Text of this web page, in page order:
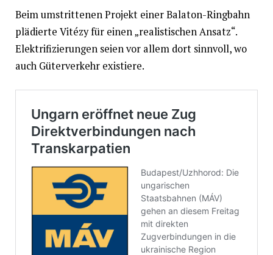
Beim umstrittenen Projekt einer Balaton-Ringbahn
plädierte Vitézy für einen „realistischen Ansatz“.
Elektrifizierungen seien vor allem dort sinnvoll, wo
auch Güterverkehr existiere.